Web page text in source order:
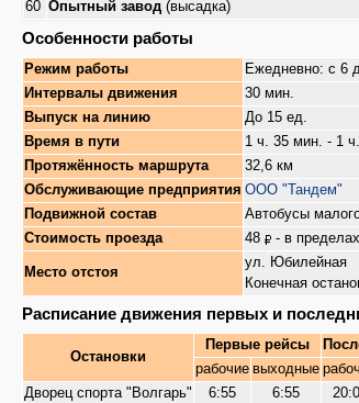
60 Опытный завод (высадка)
Особенности работы
Режим работы
Ежедневно: с 6
Интервалы движения
30 мин.
Выпуск на линию
До 15 ед.
Время в пути
1 ч. 35 мин. - 1
Протяжённость маршрута
32,6 км
Обслуживающие предприятия ООО "Тандем"
Подвижной состав
Автобусы
Стоимость проезда
48 - в
Место отстоя
ул. Юбилейная
Конечная
Расписание движения первых и
Остановки
Первые рейсы
рабочие выходные
Дворец спорта "Волгарь"
6:55 6:55